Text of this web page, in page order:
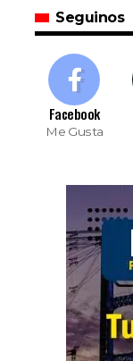
Seguinos
Facebook
Me Gusta